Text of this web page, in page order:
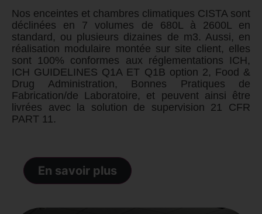
Nos enceintes et chambres climatiques CISTA sont
déclinées en 7 volumes de 680L à 2600L en
standard, ou plusieurs dizaines de m3. Aussi, en
réalisation modulaire montée sur site client, elles
sont 100% conformes aux réglementations ICH,
ICH GUIDELINES Q1A ET Q1B option 2, Food &
Drug Administration, Bonnes Pratiques de
Fabrication/de Laboratoire, et peuvent ainsi être
livrées avec la solution de supervision 21 CFR
PART 11.
En savoir plus